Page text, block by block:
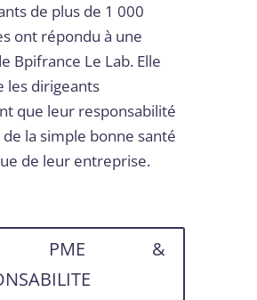
de plus de 1 000
ont répondu à une
Bpifrance Le Lab. Elle
les dirigeants
que leur responsabilité
de la simple bonne santé
de leur entreprise.
PME &